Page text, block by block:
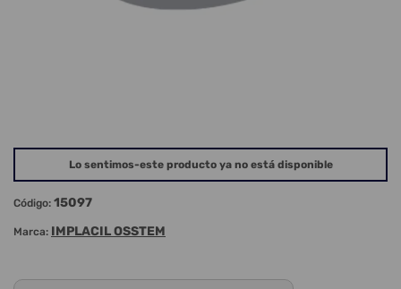
Lo sentimos-este producto ya no está disponible
Código: 15097
Marca: IMPLACIL OSSTEM